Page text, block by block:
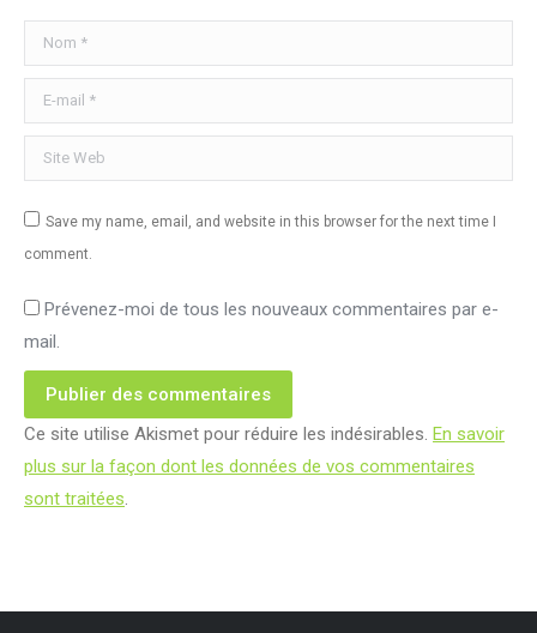
Nom *
E-mail *
Site Web
Save my name, email, and website in this browser for the next time I
comment.
Prévenez-moi de tous les nouveaux commentaires par e-
mail.
Publier des commentaires
Ce site utilise Akismet pour réduire les indésirables. En savoir
plus sur la façon dont les données de vos commentaires
sont traitées.